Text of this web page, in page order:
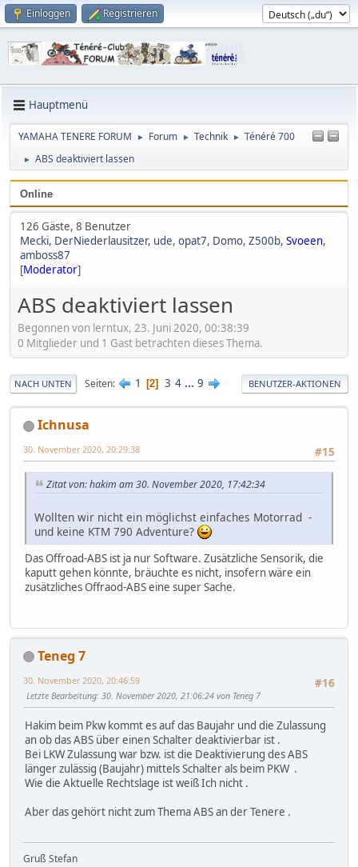
Einloggen Registrieren
Hauptmenü
YAMAHA TENERE FORUM ► Forum ► Technik ► Ténéré 700
► ABS deaktiviert lassen
Online
126 Gäste, 8 Benutzer
Mecki, DerNiederlausitzer, ude, opat7, Domo, Z500b, Svoeen,
amboss87
[Moderator]
ABS deaktiviert lassen
Begonnen von lerntux, 23. Juni 2020, 00:38:39
0 Mitglieder und 1 Gast betrachten dieses Thema.
NACH UNTEN Seiten 1 2 3 4 ... 9 BENUTZER-AKTIONEN
Ichnusa
#15
30. November 2020, 20:29:38
Zitat von: hakim am 30. November 2020, 17:42:34
Wollten wir nicht ein möglichst einfaches Motorrad -
und keine KTM 790 Adventure?
Das Offroad-ABS ist ja nur Software. Zusätzliche Sensorik, die
kaputt gehen könnte, bräuchte es nicht, insofern wäre ein
zusätzliches Offraod-ABS eine super Sache.
Teneg 7
#16
30. November 2020, 20:46:59
Letzte Bearbeitung: 30. November 2020, 21:06:24 von Teneg 7
Hakim beim Pkw kommt es auf das Baujahr und die Zulassung
an ob das ABS über einen Schalter deaktivierbar ist .
Bei LKW Zulassung war bzw. ist die Deaktivierung des ABS
länger zulässig (Baujahr) mittels Schalter als beim PKW .
Wie die Aktuelle Rechtslage ist weiß Ich nicht .
Aber das gehört nicht zum Thema ABS an der Tenere .
Gruß Stefan